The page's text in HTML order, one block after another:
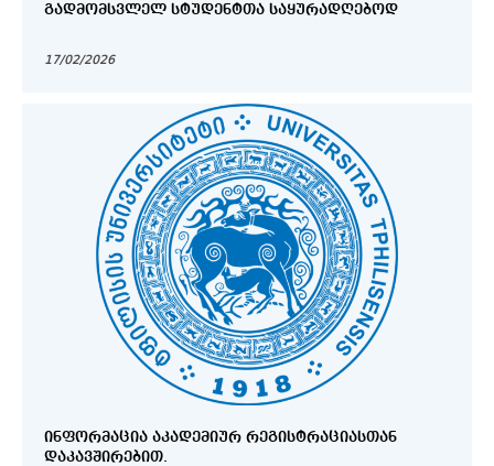
ᲒᲐᲓᲛᲝᲛᲡᲕᲚᲔᲚ ᲡᲢᲣᲓᲔᲜᲢᲗᲐ ᲡᲐᲧᲣᲠᲐᲓᲦᲔᲑᲝᲓ
17/02/2026
ᲘᲜᲤᲝᲠᲛᲐᲪᲘᲐ ᲐᲙᲐᲓᲔᲛᲘᲣᲠ ᲠᲔᲒᲘᲡᲢᲠᲐᲪᲘᲐᲡᲗᲐᲜ
ᲓᲐᲙᲐᲕᲨᲘᲠᲔᲑᲘᲗ.